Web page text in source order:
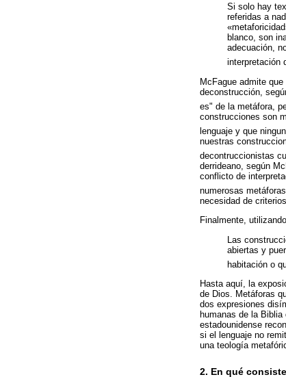
Si solo hay
referidas a
blanco, son
adecuación,
interpretación
McFague admite
deconstrucción,
es" de la metáfora,
construcciones son
lenguaje y que
nuestras
decontruccionistas
derrideano, según
conflicto de
numerosas
necesidad de
Finalmente,
Las
abiertas y
habitación o
Hasta aquí, la
de Dios. Metáforas
dos expresiones
humanas de la
estadounidense
si el lenguaje no
una teología
2. En qué